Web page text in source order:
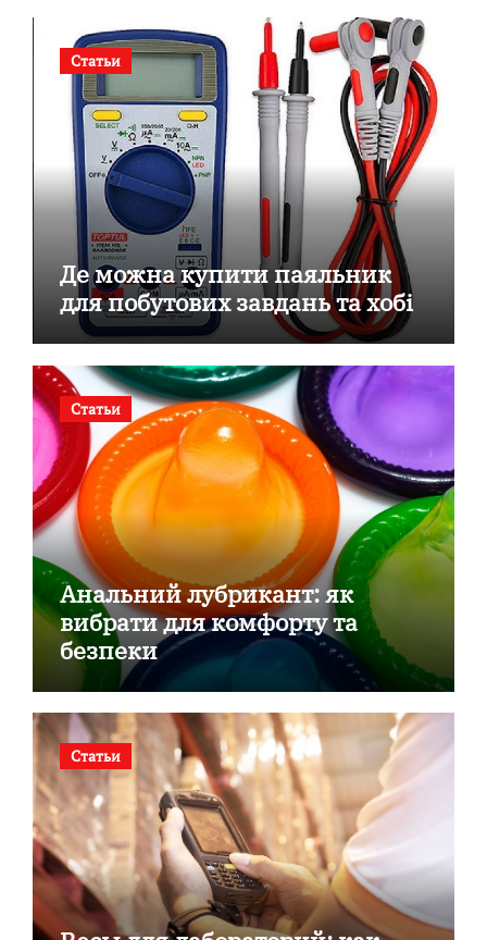
Статьи
Де можна купити паяльник
для побутових завдань та хобі
Статьи
Анальний лубрикант: як
вибрати для комфорту та
безпеки
Статьи